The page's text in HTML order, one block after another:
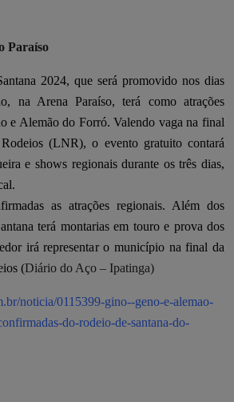
Paraíso
2024, que será promovido nos dias
na Arena Paraíso, terá como atrações
e Alemão do Forró. Valendo vaga na final
(LNR), o evento gratuito contará
e shows regionais durante os três dias,
as atrações regionais. Além dos
terá montarias em touro e prova dos
irá representar o município na final da
(Diário do Aço – Ipatinga)
noticia/0115399-gino--geno-e-alemao-
do-rodeio-de-santana-do-